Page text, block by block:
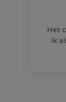
Het
ik